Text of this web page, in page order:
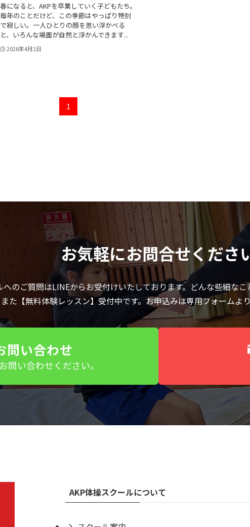
春になると、AKPを卒業していく子どもたち。
毎年のことだけど、この季節はやっぱり特別
で寂しい。一人ひとりの顔を思い浮かべる
と、いろんな場面が自然と浮かんできます...
2026年4月1日
1
お気軽にお問合せくださ
へのご質問はLINEからお受付けいたしております。どんな些細なこ
また【無料体験レッスン】受付中です。お申込みは専用フォームよ
問い合わせ
問い合わせください。
AKP体操スクールについて